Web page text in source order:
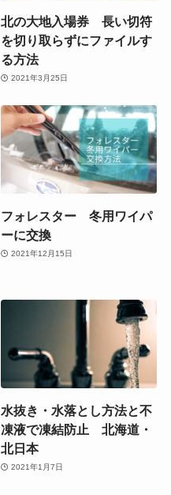
北の大地入場券 長い切符
を切り取らずにファイルす
る方法
2021年3月25日
フォレスター 冬用ワイパ
ーに交換
2021年12月15日
水抜き・水落とし方法と不
凍液で凍結防止 北海道・
北日本
2021年1月7日